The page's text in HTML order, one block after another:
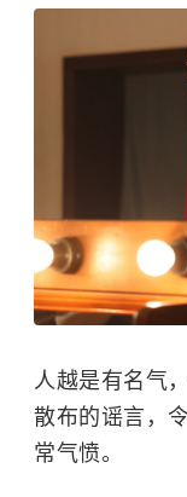
人越是有名气
散布的谣言，
常气愤。